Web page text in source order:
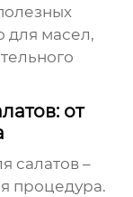
для масел,
от
салатов –
процедура.